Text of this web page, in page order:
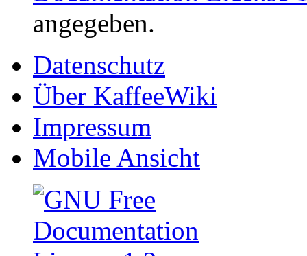
angegeben.
Datenschutz
Über KaffeeWiki
Impressum
Mobile Ansicht